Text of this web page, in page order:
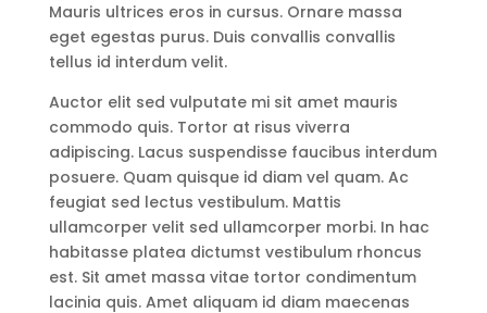
Mauris ultrices eros in cursus. Ornare massa
eget egestas purus. Duis convallis convallis
tellus id interdum velit.
Auctor elit sed vulputate mi sit amet mauris
commodo quis. Tortor at risus viverra
adipiscing. Lacus suspendisse faucibus interdum
posuere. Quam quisque id diam vel quam. Ac
feugiat sed lectus vestibulum. Mattis
ullamcorper velit sed ullamcorper morbi. In hac
habitasse platea dictumst vestibulum rhoncus
est. Sit amet massa vitae tortor condimentum
lacinia quis. Amet aliquam id diam maecenas